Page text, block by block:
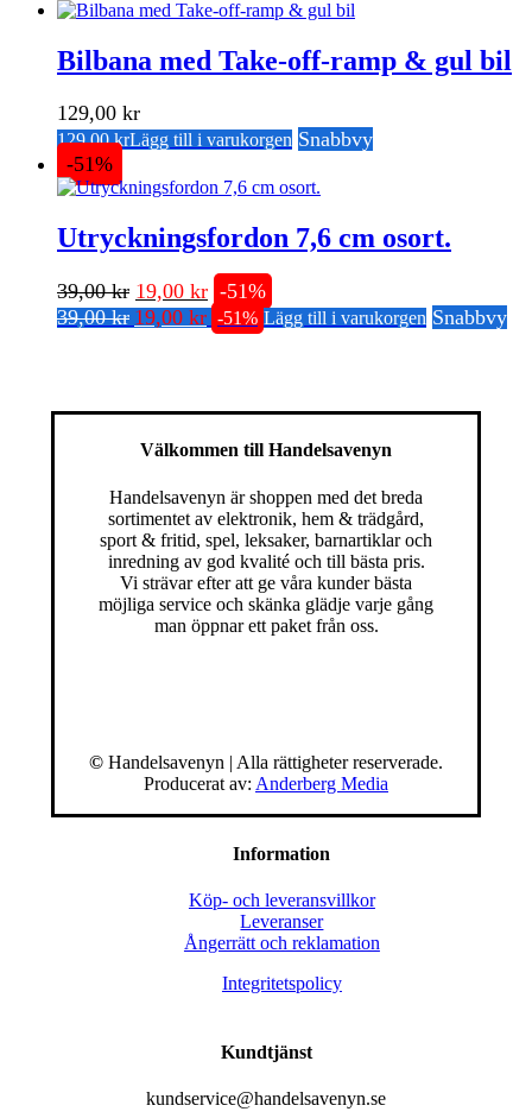
Bilbana med Take-off-ramp & gul bil
129,00 kr
129,00krLägg till i varukorgen Snabbvy
-51%
Utryckningsfordon 7,6 cm osort.
39,00kr Det
ursprungliga
19,00 krDet
nuvarande
-51%
39,00krDet
ursprungliga
19,00 krDet
nuvarande
-51% Lägg till i varukorgen Snabbvy
Välkommen till Handelsavenyn
Handelsavenyn är shoppen med det breda
sortimentet av elektronik, hem & trädgård,
sport & fritid, spel, leksaker, barnartiklar och
inredning av god kvalité och till bästa pris.
Vi strävar efter att ge våra kunder bästa
möjliga service och skänka glädje varje gång
man öppnar ett paket från oss.
© Handelsavenyn | Alla rättigheter reserverade.
Producerat av: Anderberg Media
Information
Köp- och leveransvillkor
Leveranser
Ångerrätt och reklamation
Integritetspolicy
Kundtjänst
kundservice@handelsavenyn.se